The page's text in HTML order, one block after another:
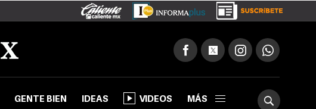
GENTE BIEN IDEAS VIDEOS MÁS